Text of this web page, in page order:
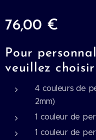
76,00 €
Pour
veuillez
4 couleurs de
2mm)
1 couleur de
1 couleur de